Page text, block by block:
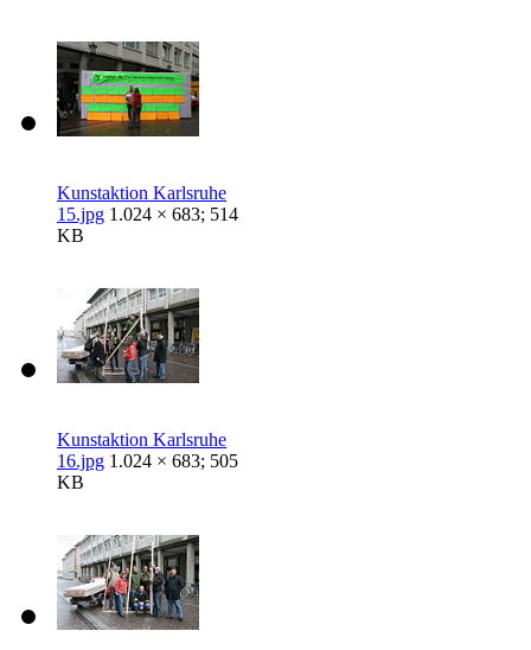
Kunstaktion Karlsruhe
15.jpg 1.024 × 683; 514
KB
Kunstaktion Karlsruhe
16.jpg 1.024 × 683; 505
KB